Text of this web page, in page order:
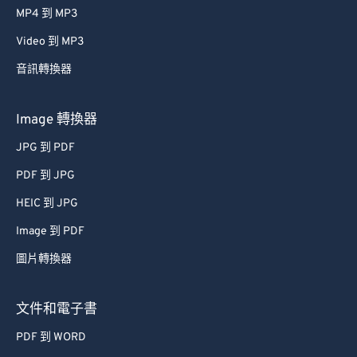
MP4 到 MP3
Video 到 MP3
音訊轉換器
Image 轉換器
JPG 到 PDF
PDF 到 JPG
HEIC 到 JPG
Image 到 PDF
圖片轉換器
文件和電子書
PDF 到 WORD